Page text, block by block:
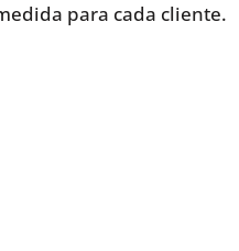
para cada cliente.